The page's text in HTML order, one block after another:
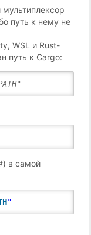
путь к нему не
WSL и Rust-
путь к Cargo:
в самой
"